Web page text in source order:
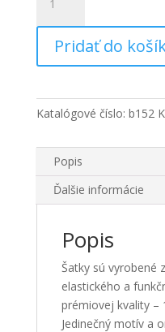
PEAX
MACOVIA
multifunkčná
detská
Pridať do
Katalógové číslo: b152
Popis
Ďalšie informácie
Popis
Šatky sú vyrobené
elastického a
prémiovej kvality –
Jedinečný motív a